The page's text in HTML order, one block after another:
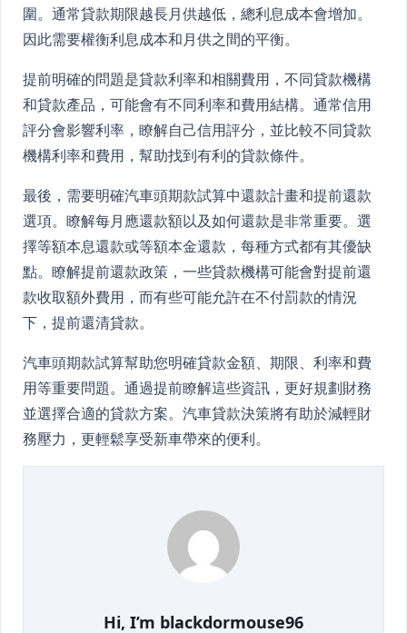
圍。通常貸款期限越長月供越低，總利息成本會增加。
因此需要權衡利息成本和月供之間的平衡。
提前明確的問題是貸款利率和相關費用，不同貸款機構
和貸款產品，可能會有不同利率和費用結構。通常信用
評分會影響利率，瞭解自己信用評分，並比較不同貸款
機構利率和費用，幫助找到有利的貸款條件。
最後，需要明確汽車頭期款試算中還款計畫和提前還款
選項。瞭解每月應還款額以及如何還款是非常重要。選
擇等額本息還款或等額本金還款，每種方式都有其優缺
點。瞭解提前還款政策，一些貸款機構可能會對提前還
款收取額外費用，而有些可能允許在不付罰款的情況
下，提前還清貸款。
汽車頭期款試算幫助您明確貸款金額、期限、利率和費
用等重要問題。通過提前瞭解這些資訊，更好規劃財務
並選擇合適的貸款方案。汽車貸款決策將有助於減輕財
務壓力，更輕鬆享受新車帶來的便利。
Hi, I’m blackdormouse96